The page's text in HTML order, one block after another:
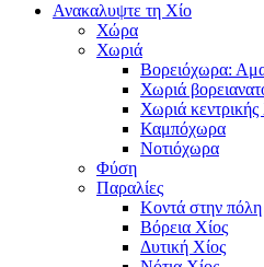
Ανακαλυψτε τη Χίο
Χώρα
Χωριά
Βορειόχωρα:
Χωριά
Χωριά
Καμπόχωρα
Νοτιόχωρα
Φύση
Παραλίες
Κοντά στην πόλη
Βόρεια Χίος
Δυτική Χίος